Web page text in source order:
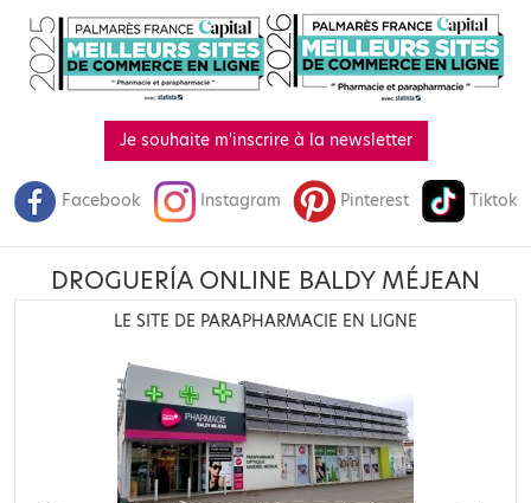
Je souhaite m'inscrire à la newsletter
Facebook Instagram Pinterest Tiktok
DROGUERÍA ONLINE BALDY MÉJEAN
LE SITE DE PARAPHARMACIE EN LIGNE